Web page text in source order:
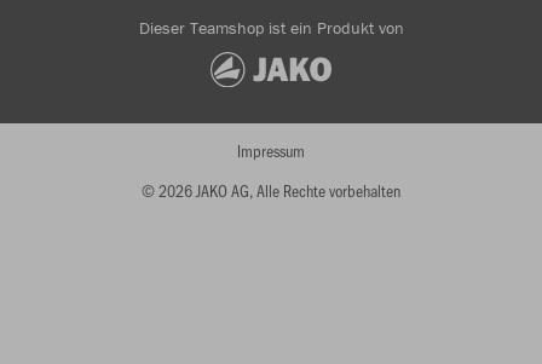
Dieser Teamshop ist ein Produkt von
© 2026 JAKO AG, Alle Rechte vorbehalten
Impressum